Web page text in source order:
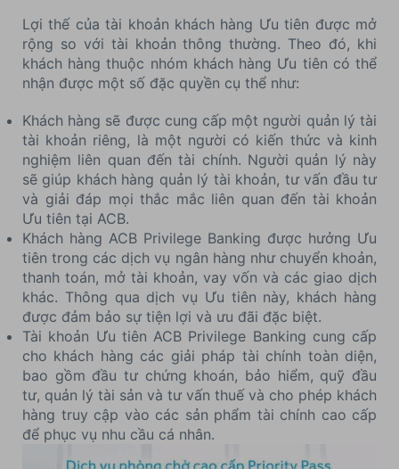
Lợi thế của tài khoản khách hàng Ưu tiên được mở
rộng so với tài khoản thông thường. Theo đó, khi
khách hàng thuộc nhóm khách hàng Ưu tiên có thể
nhận được một số đặc quyền cụ thể như:
Khách hàng sẽ được cung cấp một người quản lý tài
tài khoản riêng, là một người có kiến thức và kinh
nghiệm liên quan đến tài chính. Người quản lý này
sẽ giúp khách hàng quản lý tài khoản, tư vấn đầu tư
và giải đáp mọi thắc mắc liên quan đến tài khoản
Ưu tiên tại ACB.
Khách hàng ACB Privilege Banking được hưởng Ưu
tiên trong các dịch vụ ngân hàng như chuyển khoản,
thanh toán, mở tài khoản, vay vốn và các giao dịch
khác. Thông qua dịch vụ Ưu tiên này, khách hàng
được đảm bảo sự tiện lợi và ưu đãi đặc biệt.
Tài khoản Ưu tiên ACB Privilege Banking cung cấp
cho khách hàng các giải pháp tài chính toàn diện,
bao gồm đầu tư chứng khoán, bảo hiểm, quỹ đầu
tư, quản lý tài sản và tư vấn thuế và cho phép khách
hàng truy cập vào các sản phẩm tài chính cao cấp
để phục vụ nhu cầu cá nhân.